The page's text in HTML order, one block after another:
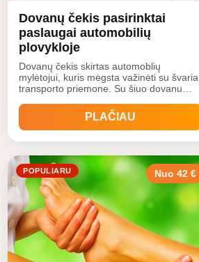
Dovanų čekis pasirinktai
paslaugai automobilių
plovykloje
Dovanų čekis skirtas automoblių
mylėtojui, kuris mėgsta važinėti su švaria
transporto priemone. Su šiuo dovanu
norimą paslaugą, kurią teikia automobilių
PLAČIAU
POPULIARU Nuo 42 €